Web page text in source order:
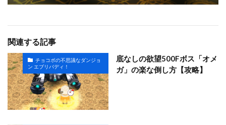
関連する記事
チョコボの不思議なダンジョ
ン エブリバディ！
底なしの欲望500Fボス「オメ
ガ」の楽な倒し方【攻略】